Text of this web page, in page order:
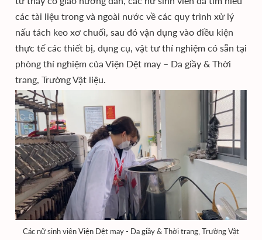
các tài liệu trong và ngoài nước về các quy trình xử lý
nấu tách keo xơ chuối, sau đó vận dụng vào điều kiện
thực tế các thiết bị, dụng cụ, vật tư thí nghiệm có sẵn tại
phòng thí nghiệm của Viện Dệt may – Da giầy & Thời
trang, Trường Vật liệu.
Các nữ sinh viên Viện Dệt may - Da giầy & Thời trang, Trường Vật